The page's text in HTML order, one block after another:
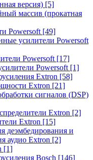
версия) [5]
массив (прокатная
Powersoft [49]
усилители Powersoft
Powersoft [17]
Powersoft [1]
Extron [58]
Extron [21]
сигналов (DSP)
Extron [2]
Extron [15]
деэмбедирования и
аудио Extron [2]
[1]
Bosch [146]